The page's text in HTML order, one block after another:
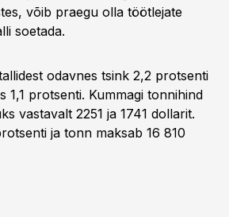
võib praegu olla töötlejate
soetada.
odavnes tsink 2,2 protsenti
1,1 protsenti. Kummagi tonnihind
vastavalt 2251 ja 1741 dollarit.
ja tonn maksab 16 810